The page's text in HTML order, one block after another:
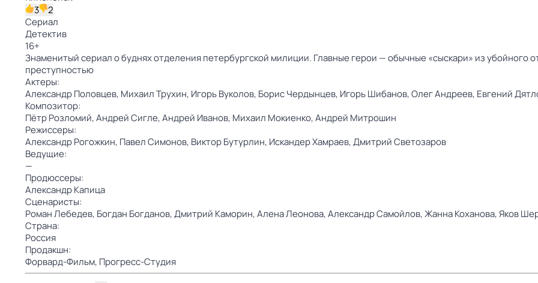
3
2
Сериал
Детектив
16+
Знаменитый сериал о буднях отделения петербургской милиции. Главные герои — обычные «сыскари» из убойного
преступностью
Актеры:
Александр Половцев, Михаил Трухин, Игорь Вуколов, Борис Чердынцев, Игорь Шибанов,Олег Андреев, Евгений
Композитор:
Пётр Розломий,Андрей Сигле,Андрей Иванов, Михаил Мокиенко,Андрей Митрошин
Режиссеры:
Александр Рогожкин, Павел Симонов, Виктор Бутурлин, Искандер Хамраев,Дмитрий Светозаров
Ведущие:
—
Продюссеры:
Александр Капица
Сценаристы:
Роман Лебедев, Богдан Богданов,Дмитрий Каморин,Алена Леонова,Александр Самойлов,Жанна Коханова,Яков
Страна:
Россия
Продакшн:
Форвард-Фильм, Прогресс-Студия